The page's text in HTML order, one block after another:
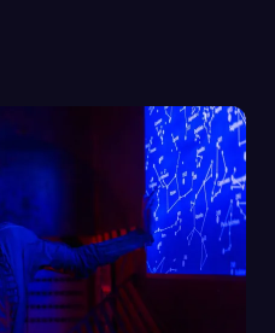
ton quotidien en